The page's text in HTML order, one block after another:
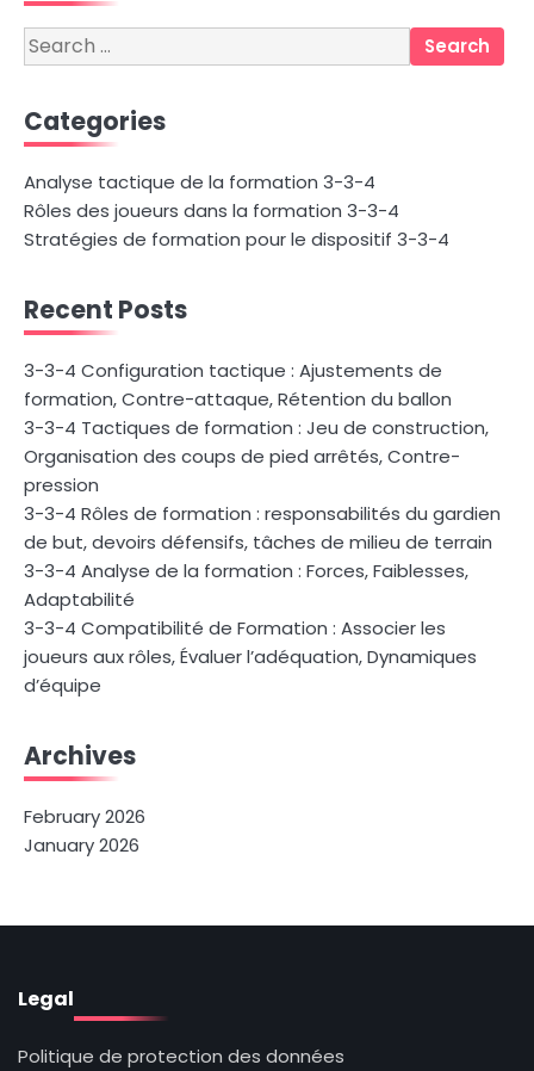
Search
for:
Categories
Analyse tactique de la formation 3-3-4
Rôles des joueurs dans la formation 3-3-4
Stratégies de formation pour le dispositif 3-3-4
Recent Posts
3-3-4 Configuration tactique : Ajustements de
formation, Contre-attaque, Rétention du ballon
3-3-4 Tactiques de formation : Jeu de construction,
Organisation des coups de pied arrêtés, Contre-
pression
3-3-4 Rôles de formation : responsabilités du gardien
de but, devoirs défensifs, tâches de milieu de terrain
3-3-4 Analyse de la formation : Forces, Faiblesses,
Adaptabilité
3-3-4 Compatibilité de Formation : Associer les
joueurs aux rôles, Évaluer l’adéquation, Dynamiques
d’équipe
Archives
February 2026
January 2026
Legal
Politique de protection des données